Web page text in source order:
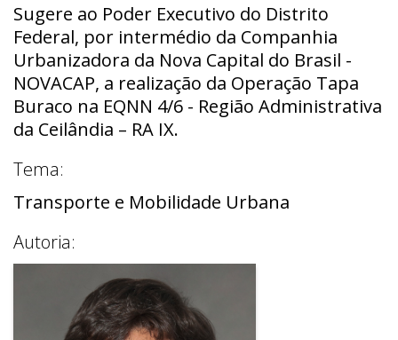
Sugere ao Poder Executivo do Distrito
Federal, por intermédio da Companhia
Urbanizadora da Nova Capital do Brasil -
NOVACAP, a realização da Operação Tapa
Buraco na EQNN 4/6 - Região Administrativa
da Ceilândia – RA IX.
Tema:
Transporte e Mobilidade Urbana
Autoria: